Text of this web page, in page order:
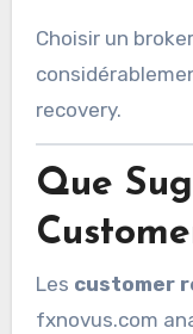
Choisir un
recovery.
Que
Les customer
fxnovus.com